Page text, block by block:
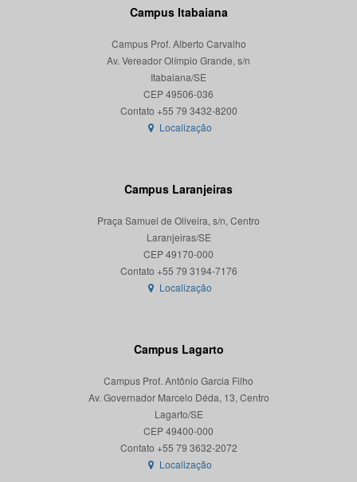
Campus Itabaiana
Campus Prof. Alberto Carvalho
Av. Vereador Olímpio Grande, s/n
Itabaiana/SE
CEP 49506-036
Localização
Campus Laranjeiras
Praça Samuel de Oliveira, s/n, Centro
Laranjeiras/SE
CEP 49170-000
Localização
Campus Lagarto
Campus Prof. Antônio Garcia Filho
Av. Governador Marcelo Déda, 13, Centro
Lagarto/SE
CEP 49400-000
Localização